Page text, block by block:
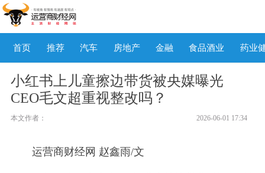
首页 推荐 汽车 房地产 金融 食品酒业 药业
小红书上儿童擦边带货被央媒曝光
CEO毛文超重视整改吗？
本文作者： 2026-06-01 17:34
运营商财经网 赵鑫雨/文